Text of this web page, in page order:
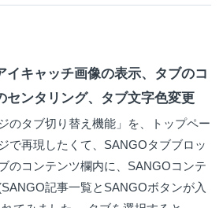
イキャッチ画像の表示、タブのコ
センタリング、タブ文字色変更
のタブ切り替え機能」を、トップペー
で再現したくて、SANGOタブブロッ
のコンテンツ欄内に、SANGOコンテ
記事一覧とSANGOボタンが入